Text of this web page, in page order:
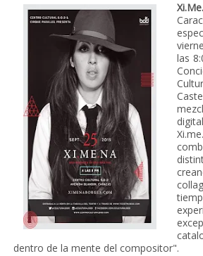
las
dentro de la mente del compositor".